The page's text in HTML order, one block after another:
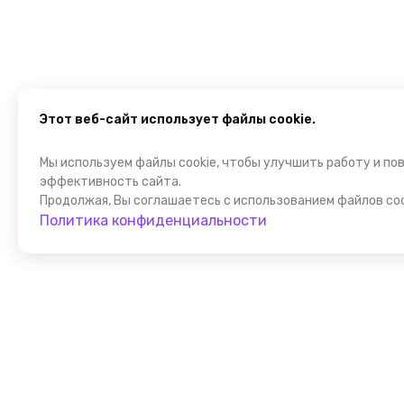
Этот веб-сайт использует файлы cookie.
Мы используем файлы cookie, чтобы улучшить работу и
эффективность сайта.
Продолжая, Вы соглашаетесь с использованием файлов
Политика конфиденциальности